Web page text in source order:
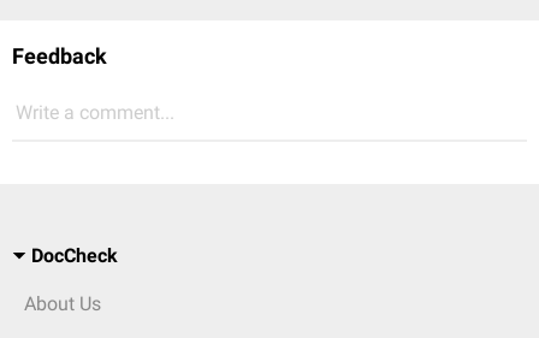
Feedback
Write a comment...
DocCheck
About Us